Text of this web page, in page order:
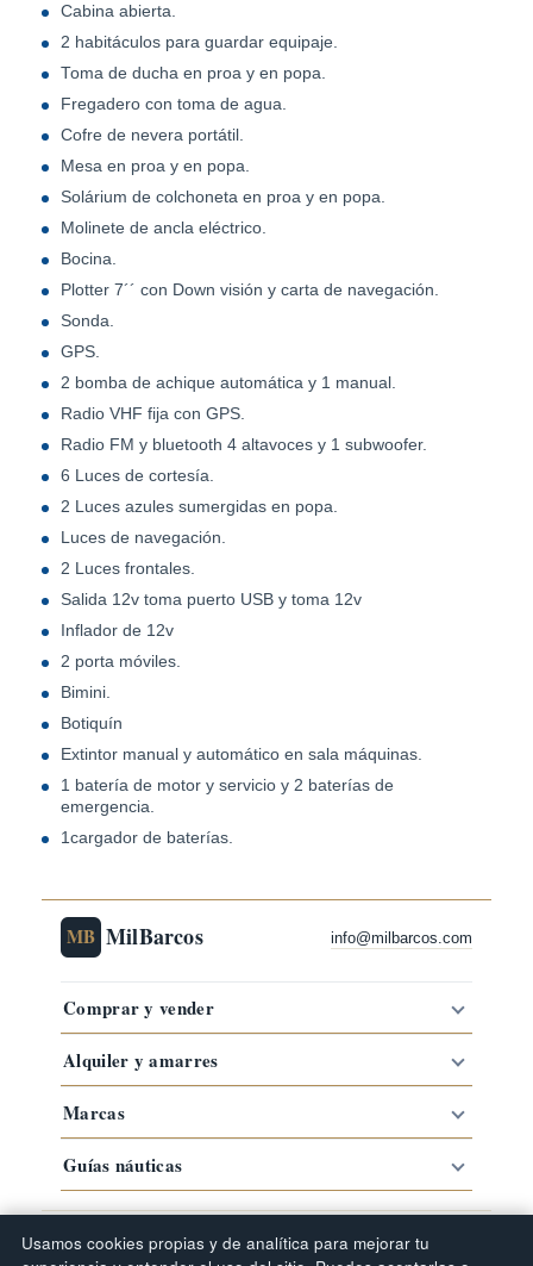
Cabina abierta.
2 habitáculos para guardar equipaje.
Toma de ducha en proa y en popa.
Fregadero con toma de agua.
Cofre de nevera portátil.
Mesa en proa y en popa.
Solárium de colchoneta en proa y en popa.
Molinete de ancla eléctrico.
Bocina.
Plotter 7´´ con Down visión y carta de navegación.
Sonda.
GPS.
2 bomba de achique automática y 1 manual.
Radio VHF fija con GPS.
Radio FM y bluetooth 4 altavoces y 1 subwoofer.
6 Luces de cortesía.
2 Luces azules sumergidas en popa.
Luces de navegación.
2 Luces frontales.
Salida 12v toma puerto USB y toma 12v
Inflador de 12v
2 porta móviles.
Bimini.
Botiquín
Extintor manual y automático en sala máquinas.
1 batería de motor y servicio y 2 baterías de
emergencia.
1cargador de baterías.
MB MilBarcos info@milbarcos.com
Comprar y vender
Alquiler y amarres
Marcas
Guías náuticas
Guías náuticas
Usamos cookies propias y de analítica para mejorar tu